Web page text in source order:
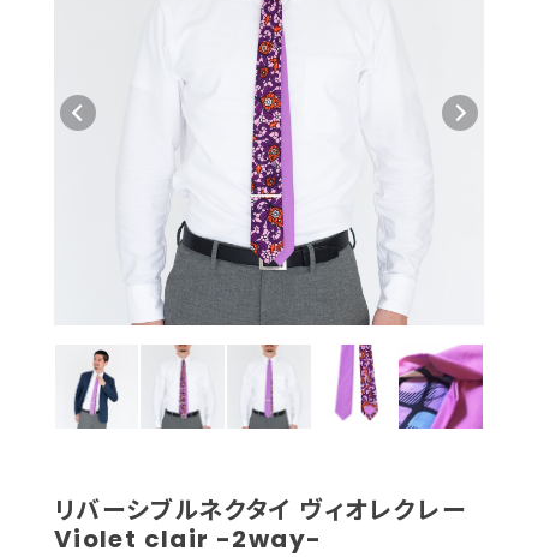
リバーシブルネクタイ ヴィオレクレー
Violet clair -2way-